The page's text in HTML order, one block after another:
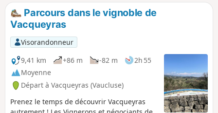
Parcours dans le vignoble de
Vacqueyras
Visorandonneur
9,41 km
+86 m -82 m
2h 55
Moyenne
Départ à Vacqueyras (Vaucluse)
Prenez le temps de découvrir Vacqueyras